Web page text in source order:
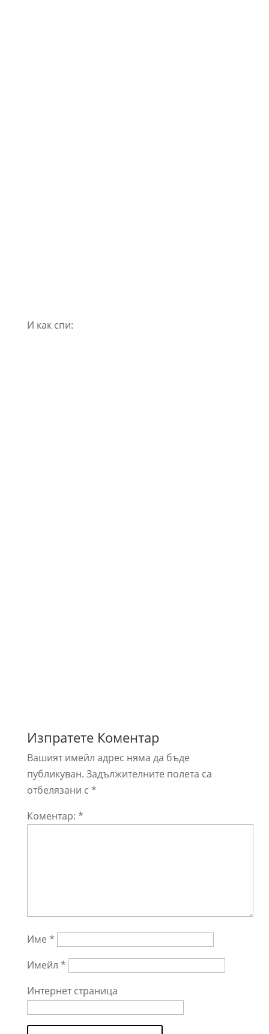
И как спи:
Изпратете Коментар
Вашият имейл адрес няма да бъде
публикуван. Задължителните полета са
отбелязани с *
Коментар: *
Име *
Имейл *
Интернет страница